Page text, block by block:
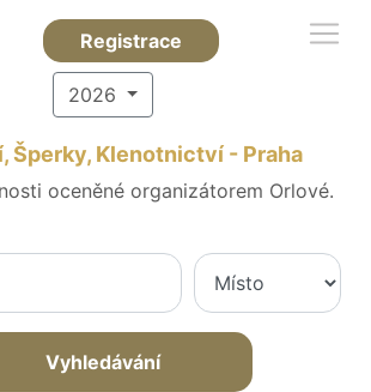
Registrace
2026
Šperky, Klenotnictví - Praha
oceněné organizátorem Orlové.
Vyhledávání